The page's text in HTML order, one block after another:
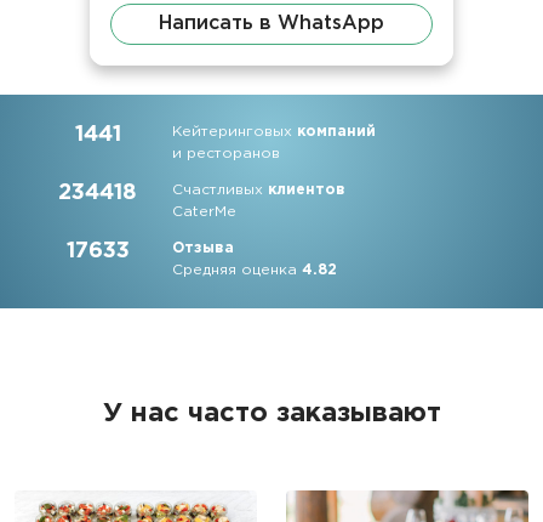
Написать в WhatsApp
1441 Кейтеринговых компаний
и ресторанов
234418 Счастливых клиентов
CaterMe
17633
Отзыва
Средняя оценка4.82
У нас часто заказывают